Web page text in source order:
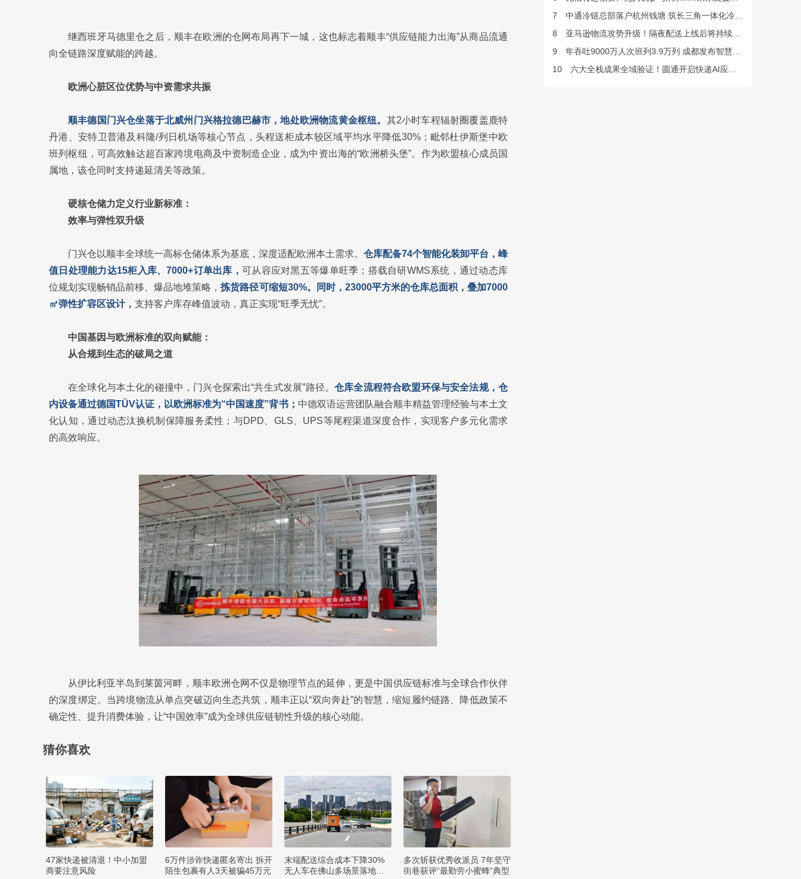
继西班牙马德里仓之后，顺丰在欧洲的仓网布局再下一城，这也标志着顺丰“供应链能力出海”从商品流通
向全链路深度赋能的跨越。
欧洲心脏区位优势与中资需求共振
顺丰德国门兴仓坐落于北威州门兴格拉德巴赫市，地处欧洲物流黄金枢纽。 其2小时车程辐射圈覆盖鹿特
丹港、安特卫普港及科隆/列日机场等核心节点，头程送柜成本较区域平均水平降低30%；毗邻杜伊斯堡中欧
班列枢纽，可高效触达超百家跨境电商及中资制造企业，成为中资出海的“欧洲桥头堡”。作为欧盟核心成员国
属地，该仓同时支持递延清关等政策。
硬核仓储力定义行业新标准：
效率与弹性双升级
门兴仓以顺丰全球统一高标仓储体系为基底，深度适配欧洲本土需求。 仓库配备74个智能化装卸平台，峰
值日处理能力达15柜入库、7000+订单出库，可从容应对黑五等爆单旺季；搭载自研WMS系统，通过动态库
位规划实现畅销品前移、爆品地堆策略，拣货路径可缩短30%。同时，23000平方米的仓库总面积，叠加7000
㎡弹性扩容区设计， 支持客户库存峰值波动，真正实现“旺季无忧”。
中国基因与欧洲标准的双向赋能：
从合规到生态的破局之道
在全球化与本土化的碰撞中，门兴仓探索出“共生式发展”路径。仓库全流程符合欧盟环保与安全法规，仓
内设备通过德国TÜV认证，以欧洲标准为“中国速度”背书； 中德双语运营团队融合顺丰精益管理经验与本土文
化认知，通过动态汰换机制保障服务柔性；与DPD、GLS、UPS等尾程渠道深度合作，实现客户多元化需求
的高效响应。
从伊比利亚半岛到莱茵河畔，顺丰欧洲仓网不仅是物理节点的延伸，更是中国供应链标准与全球合作伙伴
的深度绑定。当跨境物流从单点突破迈向生态共筑，顺丰正以“双向奔赴”的智慧，缩短履约链路、降低政策不
确定性、提升消费体验，让“中国效率”成为全球供应链韧性升级的核心动能。
猜你喜欢
47家快递被清退！中小加盟
商要注意风险
6万件涉诈快递匿名寄出 拆开
陌生包裹有人3天被骗45万元
末端配送综合成本下降30%
无人车在佛山多场景落地应
多次斩获优秀收派员 7年坚守
街巷获评“最勤劳小蜜蜂”典型
7
中通冷链总部落户杭州钱塘 筑长三角一体化冷链中枢基地
8
亚马逊物流攻势升级！隔夜配送上线后将持续挤压快递巨头
9
年吞吐9000万人次班列3.9万列 成都发布智慧物流“双清单”
10
六大全栈成果全域验证！圆通开启快递AI应用规模化落地